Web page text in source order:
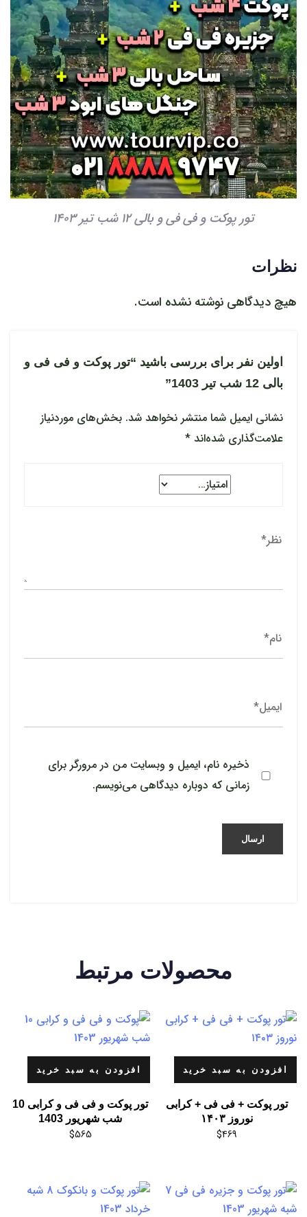
تور پوکت و فی فی و بالی 12 شب تیر 1403
نظرات
هیچ دیدگاهی نوشته نشده است.
اولین نفر برای بررسی باشید “تور پوکت و فی فی و
بالی 12 شب تیر 1403”
نشانی ایمیل شما منتشر نخواهد شد. بخش‌های موردنیاز
علامت‌گذاری شده‌اند *
ذخیره نام، ایمیل و وبسایت من در مرورگر برای
زمانی که دوباره دیدگاهی می‌نویسم.
محصولات مرتبط
افزودن به سبد خرید
تور پوکت + فی فی + کرابی
نوروز ۱۴۰۳
$469
افزودن به سبد خرید
تور پوکت و فی فی و کرابی 10
شب شهریور 1403
$565